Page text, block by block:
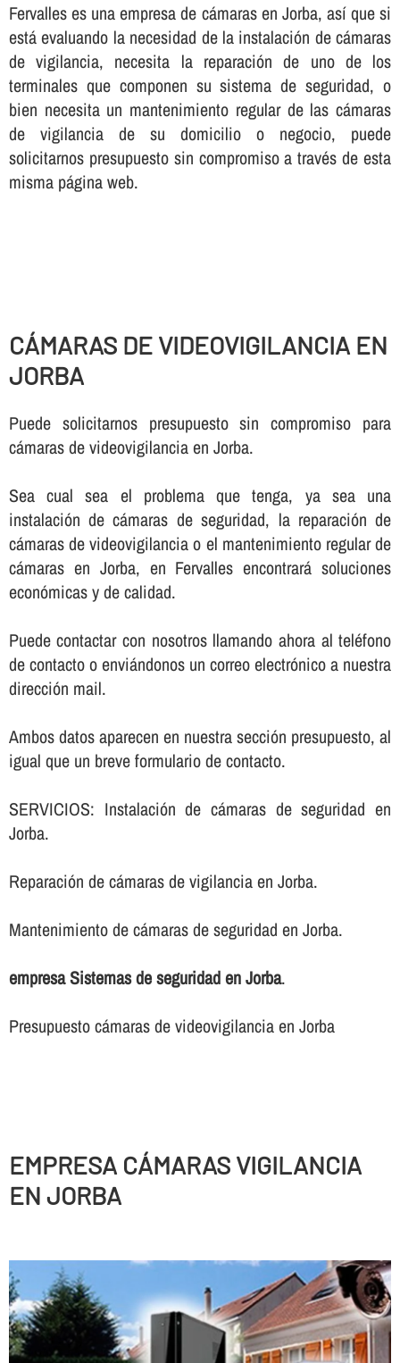
Fervalles es una empresa de cámaras en Jorba, así­ que si
está evaluando la necesidad de la instalación de cámaras
de vigilancia, necesita la reparación de uno de los
terminales que componen su sistema de seguridad, o
bien necesita un mantenimiento regular de las cámaras
de vigilancia de su domicilio o negocio, puede
solicitarnos presupuesto sin compromiso a través de esta
misma página web.
CÁMARAS DE VIDEOVIGILANCIA EN
JORBA
Puede solicitarnos presupuesto sin compromiso para
cámaras de videovigilancia en Jorba.
Sea cual sea el problema que tenga, ya sea una
instalación de cámaras de seguridad, la reparación de
cámaras de videovigilancia o el mantenimiento regular de
cámaras en Jorba, en Fervalles encontrará soluciones
económicas y de calidad.
Puede contactar con nosotros llamando ahora al teléfono
de contacto o enviándonos un correo electrónico a nuestra
dirección mail.
Ambos datos aparecen en nuestra sección presupuesto, al
igual que un breve formulario de contacto.
SERVICIOS: Instalación de cámaras de seguridad en
Jorba.
Reparación de cámaras de vigilancia en Jorba.
Mantenimiento de cámaras de seguridad en Jorba.
empresa Sistemas de seguridad en Jorba.
Presupuesto cámaras de videovigilancia en Jorba
EMPRESA CÁMARAS VIGILANCIA
EN JORBA